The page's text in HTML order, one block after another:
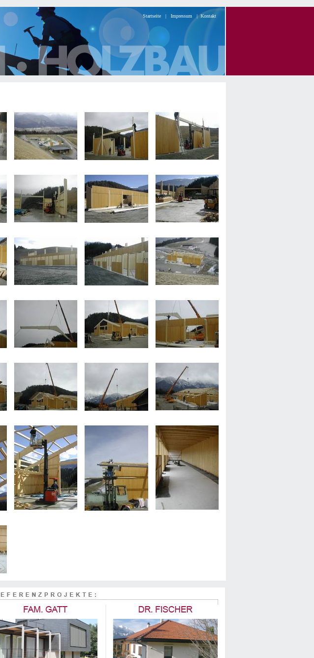
Startseite | Impressum | Kontakt